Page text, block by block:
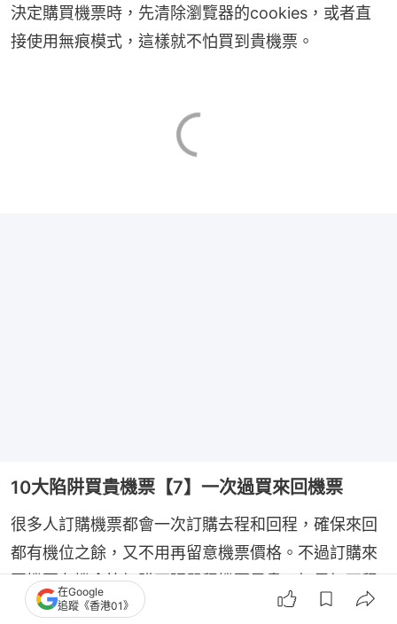
決定購買機票時，先清除瀏覽器的cookies，或者直
接使用無痕模式，這樣就不怕買到貴機票。
10大陷阱買貴機票【7】一次過買來回機票
很多人訂購機票都會一次訂購去程和回程，確保來回
都有機位之餘，又不用再留意機票價格。不過訂購來
回機票有機會比訂購兩張單程機票昂貴。如果訂兩程
單程機票，去程和回程可以選擇不同的航空公司，機
在Google
追蹤《香港01》